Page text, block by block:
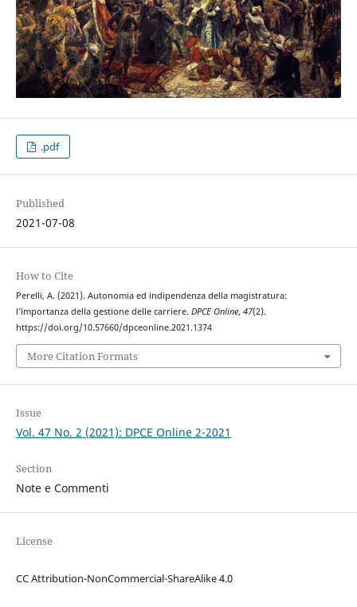
.pdf
Published
2021-07-08
How to Cite
Perelli, A. (2021). Autonomia ed indipendenza della magistratura:
l’importanza della gestione delle carriere. DPCE Online, 47(2).
https://doi.org/10.57660/dpceonline.2021.1374
More Citation Formats
Issue
Vol. 47 No. 2 (2021): DPCE Online 2-2021
Section
Note e Commenti
License
CC Attribution-NonCommercial-ShareAlike 4.0